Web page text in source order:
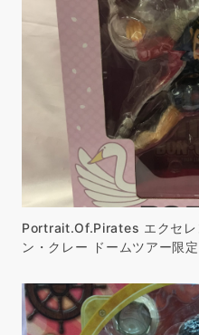
Portrait.Of.Pirates エクセレ
ン・クレー ドームツアー限